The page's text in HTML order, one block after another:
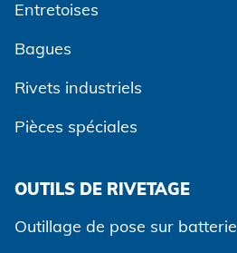
Entretoises
Bagues
Rivets industriels
Pièces spéciales
OUTILS DE RIVETAGE
Outillage de pose sur batterie